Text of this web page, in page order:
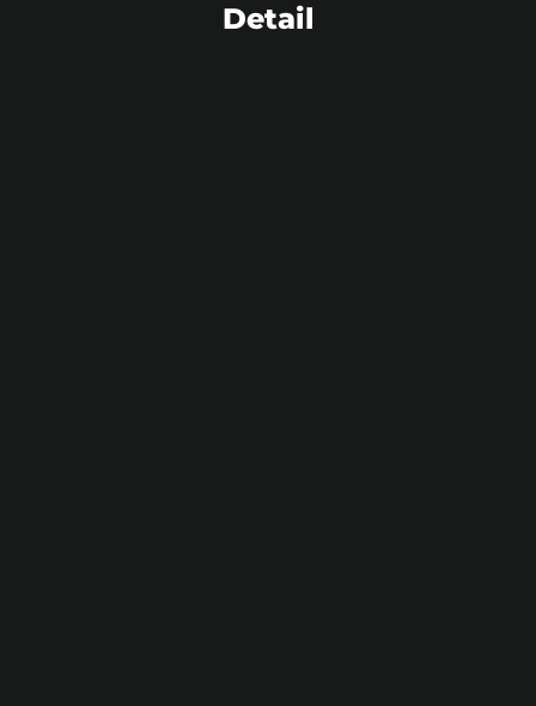
Detail